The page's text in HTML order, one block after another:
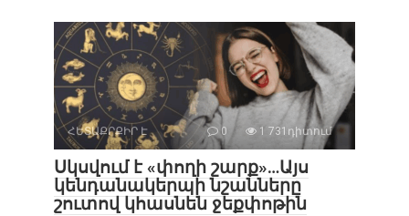
ՀԵՏԱՔՐՔԻՐ Է 0 1 731դիտում
Սկսվում է «փողի շարք»…Այս
կենդանակերպի նշանները
շուտով կհասնեն ջեքփոթին